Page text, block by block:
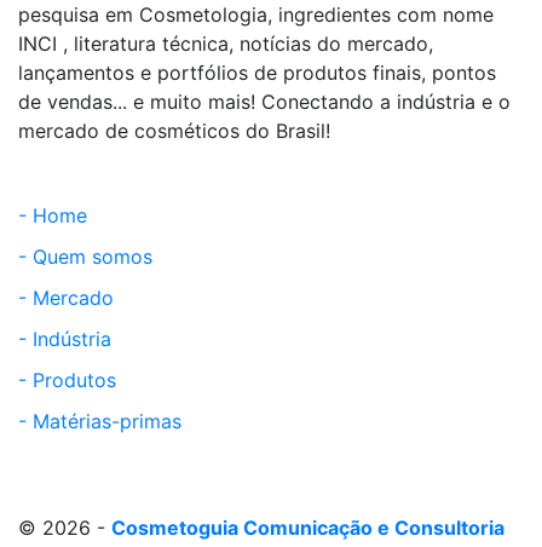
pesquisa em Cosmetologia, ingredientes com nome
INCI , literatura técnica, notícias do mercado,
lançamentos e portfólios de produtos finais, pontos
de vendas... e muito mais! Conectando a indústria e o
mercado de cosméticos do Brasil!
- Home
- Quem somos
- Mercado
- Indústria
- Produtos
- Matérias-primas
© 2026 - Cosmetoguia Comunicação e Consultoria